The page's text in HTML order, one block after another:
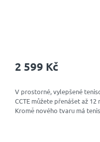
2 599 Kč
V prostorné, vylepšené
CCTE můžete přenášet až
Kromě nového tvaru má